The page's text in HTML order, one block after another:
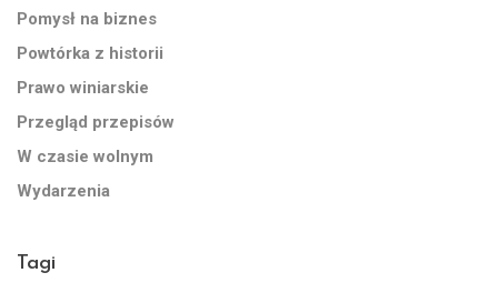
Pomysł na biznes
Powtórka z historii
Prawo winiarskie
Przegląd przepisów
W czasie wolnym
Wydarzenia
Tagi